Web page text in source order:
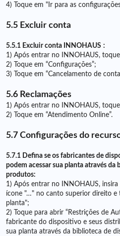
4) Toque em "Ir para as
5.5 Excluir conta
5.5.1 Excluir conta INNOHAUS :
1) Após entrar no INNOHAUS, toque
2) Toque em “Configurações”;
3) Toque em “Cancelamento de
5.6 Reclamações
1) Após entrar no INNOHAUS, toque
2) Toque em “Atendimento Online”.
5.7 Configurações do
5.7.1 Defina se os fabricantes de
podem acessar sua planta através
produtos:
1) Após entrar no INNOHAUS,
ícone "…" no canto superior direito e
planta";
2) Toque para abrir “Restrições de
fabricante do dispositivo e seus
sua planta através da biblioteca de